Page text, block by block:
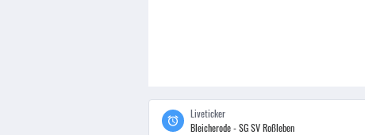
Liveticker
Bleicherode - SG SV Roßleben